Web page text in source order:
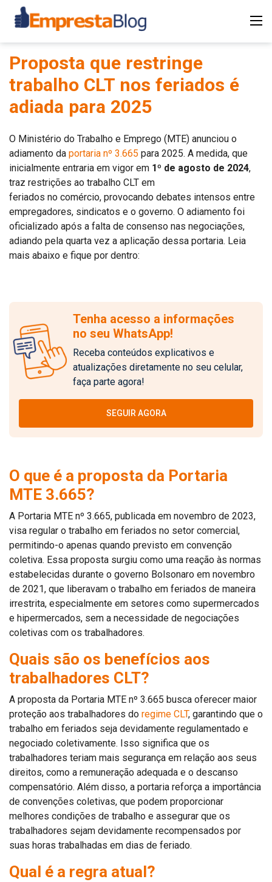
Proposta que restringe
trabalho CLT nos feriados é
adiada para 2025
O Ministério do Trabalho e Emprego (MTE) anunciou o
adiamento da portaria nº 3.665 para 2025. A medida, que
inicialmente entraria em vigor em 1º de agosto de 2024,
traz restrições ao trabalho CLT em
feriados no comércio, provocando debates intensos entre
empregadores, sindicatos e o governo. O adiamento foi
oficializado após a falta de consenso nas negociações,
adiando pela quarta vez a aplicação dessa portaria. Leia
mais abaixo e fique por dentro:
Tenha acesso a informações
no seu WhatsApp!
Receba conteúdos explicativos e
atualizações diretamente no seu celular,
faça parte agora!
SEGUIR AGORA
O que é a proposta da Portaria
MTE 3.665?
A Portaria MTE nº 3.665, publicada em novembro de 2023,
visa regular o trabalho em feriados no setor comercial,
permitindo-o apenas quando previsto em convenção
coletiva. Essa proposta surgiu como uma reação às normas
estabelecidas durante o governo Bolsonaro em novembro
de 2021, que liberavam o trabalho em feriados de maneira
irrestrita, especialmente em setores como supermercados
e hipermercados, sem a necessidade de negociações
coletivas com os trabalhadores.
Quais são os benefícios aos
trabalhadores CLT?
A proposta da Portaria MTE nº 3.665 busca oferecer maior
proteção aos trabalhadores do regime CLT, garantindo que o
trabalho em feriados seja devidamente regulamentado e
negociado coletivamente. Isso significa que os
trabalhadores teriam mais segurança em relação aos seus
direitos, como a remuneração adequada e o descanso
compensatório. Além disso, a portaria reforça a importância
de convenções coletivas, que podem proporcionar
melhores condições de trabalho e assegurar que os
trabalhadores sejam devidamente recompensados por
suas horas trabalhadas em dias de feriado.
Qual é a regra atual?